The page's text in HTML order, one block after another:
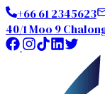
+66 61 2345623
40/1 Moo 9